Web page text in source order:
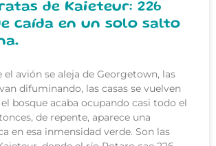
de Kaieteur: 226
caída en un solo salto
el avión se aleja de Georgetown, las
difuminando, las casas se vuelven
bosque acaba ocupando casi todo el
de repente, aparece una
en esa inmensidad verde. Son las